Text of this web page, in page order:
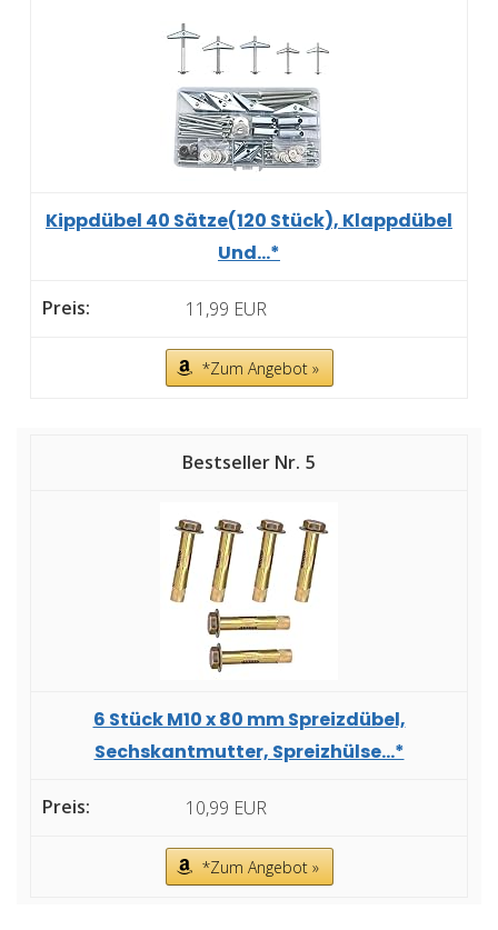
Kippdübel 40 Sätze(120 Stück), Klappdübel
Und...*
11,99 EUR
*Zum Angebot »
5
6 Stück M10 x 80 mm Spreizdübel,
Sechskantmutter, Spreizhülse...*
10,99 EUR
*Zum Angebot »